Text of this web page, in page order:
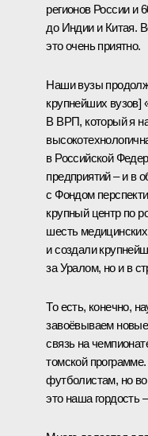
регионов России и
до Индии и Китая.
это очень приятно.
Наши вузы
крупнейших вузов]
В ВРП, который я
в Российской
предприятий – и в
с Фондом
крупный центр по
шесть
и создали
за Уралом, но и в
То есть, конечно,
завоёвываем
связь на
томской
футболистам, но
это наша гордость